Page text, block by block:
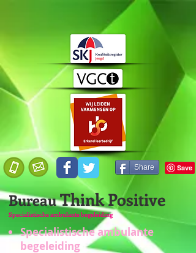
Share
BureauThink Positive
Specialistische ambulante begeleiding
Specialistische ambulante
begeleiding